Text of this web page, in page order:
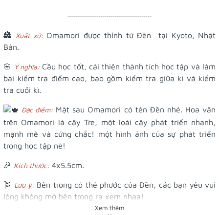
-------------------------------------------
🏯 Xuất xứ:Omamori được thỉnh từ Đền tại Kyoto, Nhật
Bản.
🌸 Ý nghĩa:Cầu học tốt, cải thiện thành tích học tập và làm
bài kiểm tra điểm cao, bao gồm kiểm tra giữa kì và kiểm
tra cuối kì.
Đặc điểm: Mặt sau Omamori có tên Đền nhé. Hoa văn
trên Omamori là cây Tre, một loài cây phát triển nhanh,
mạnh mẽ và cứng chắc! một hình ảnh của sự phát triển
trong học tập nè!
🎉 Kích thước: 4x5.5cm.
🎏 Lưu ý:Bên trong có thẻ phước của Đền, các bạn yêu vui
lòng không mở bên trong ra xem nhaa!
Xem thêm